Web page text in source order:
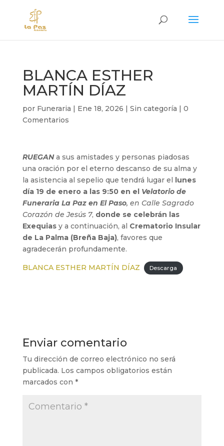
BLANCA ESTHER
MARTÍN DÍAZ
por Funeraria | Ene 18, 2026 | Sin categoría | 0
Comentarios
RUEGANa sus amistades y personas piadosas
una oración por el eterno descanso de su alma y
la asistencia al sepelio que tendrá lugar el lunes
día 19 de enero a las 9:50 en el Velatorio de
Funeraria La Paz en El Paso, en Calle Sagrado
Corazón de Jesús 7, donde se celebrán las
Exequiasy a continuación, al Crematorio Insular
de La Palma (Breña Baja), favores que
agradecerán profundamente.
BLANCA ESTHER MARTÍN DÍAZ Descarga
Enviar comentario
Tu dirección de correo electrónico no será
publicada. Los campos obligatorios están
marcados con *